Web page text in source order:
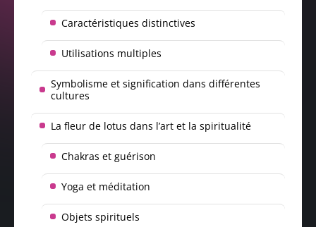
Caractéristiques distinctives
Utilisations multiples
Symbolisme et signification dans différentes
cultures
La fleur de lotus dans l’art et la spiritualité
Chakras et guérison
Yoga et méditation
Objets spirituels